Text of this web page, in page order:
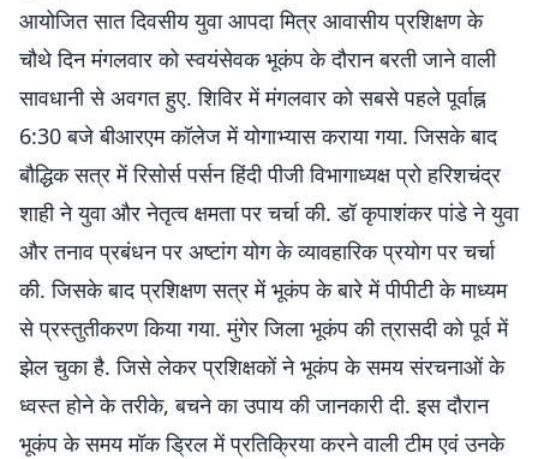
आयोजित सात दिवसीय युवा आपदा मित्र आवासीय प्रशिक्षण के
चौथे दिन मंगलवार को स्वयंसेवक भूकंप के दौरान बरती जाने वाली
सावधानी से अवगत हुए. शिविर में मंगलवार को सबसे पहले पूर्वाह्न
6:30 बजे बीआरएम कॉलेज में योगाभ्यास कराया गया. जिसके बाद
बौद्धिक सत्र में रिसोर्स पर्सन हिंदी पीजी विभागाध्यक्ष प्रो हरिशचंद्र
शाही ने युवा और नेतृत्व क्षमता पर चर्चा की. डॉ कृपाशंकर पांडे ने युवा
और तनाव प्रबंधन पर अष्टांग योग के व्यावहारिक प्रयोग पर चर्चा
की. जिसके बाद प्रशिक्षण सत्र में भूकंप के बारे में पीपीटी के माध्यम
से प्रस्तुतीकरण किया गया. मुंगेर जिला भूकंप की त्रासदी को पूर्व में
झेल चुका है. जिसे लेकर प्रशिक्षकों ने भूकंप के समय संरचनाओं के
ध्वस्त होने के तरीके, बचने का उपाय की जानकारी दी. इस दौरान
भूकंप के समय मॉक ड्रिल में प्रतिक्रिया करने वाली टीम एवं उनके